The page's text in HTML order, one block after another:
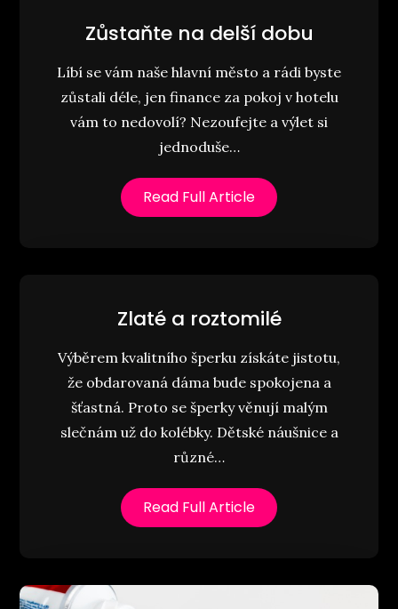
Zůstaňte na delší dobu
Líbí se vám naše hlavní město a rádi byste
zůstali déle, jen finance za pokoj v hotelu
vám to nedovolí? Nezoufejte a výlet si
jednoduše…
Read Full Article
Zlaté a roztomilé
Výběrem kvalitního šperku získáte jistotu,
že obdarovaná dáma bude spokojena a
šťastná. Proto se šperky věnují malým
slečnám už do kolébky. Dětské náušnice a
různé…
Read Full Article